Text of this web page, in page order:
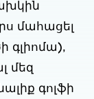
մահացել
գլիոմա),
մեզ
գոլֆի